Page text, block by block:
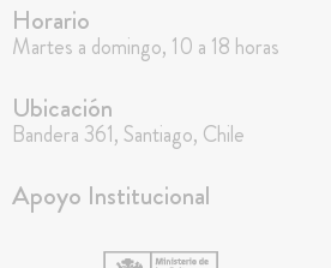
Horario
Martes a domingo, 10 a 18 horas
Ubicación
Bandera 361, Santiago, Chile
Apoyo Institucional